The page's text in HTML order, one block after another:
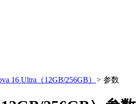
16 Ultra（12GB/256GB） > 参数